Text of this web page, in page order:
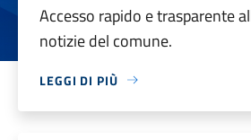
Accesso rapido e trasparente
notizie del comune.
LEGGI DI PIÙ